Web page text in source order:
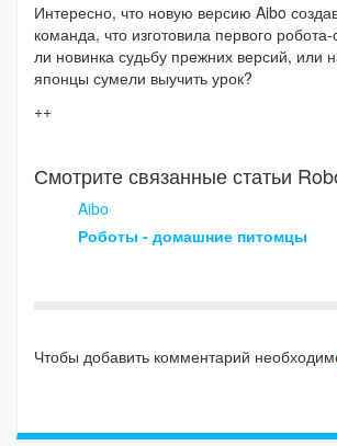
Интересно, что новую версию Aibo
команда, что изготовила первого
ли новинка судьбу прежних версий, или
японцы сумели выучить урок?
++
Смотрите связанные статьи
Aibo
Роботы - домашние питомцы
Чтобы добавить комментарий